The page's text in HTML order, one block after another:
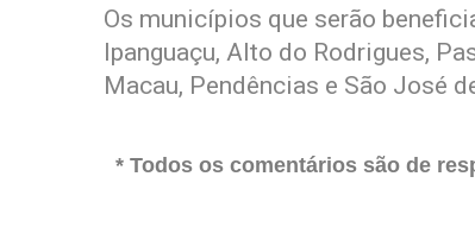
Os municípios que serão
Ipanguaçu, Alto do Rodrigues,
Macau, Pendências e São José
* Todos os comentários são de